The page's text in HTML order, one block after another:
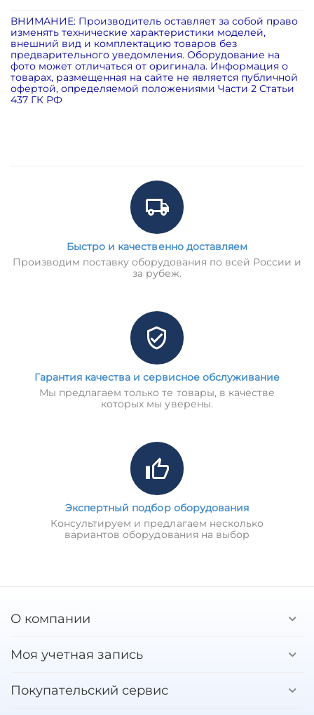
ВНИМАНИЕ: Производитель оставляет за собой право
изменять технические характеристики моделей,
внешний вид и комплектацию товаров без
предварительного уведомления. Оборудование на
фото может отличаться от оригинала. Информация о
товарах, размещенная на сайте не является публичной
офертой, определяемой положениями Части 2 Статьи
437 ГК РФ
Быстро и качественно доставляем
Производим поставку оборудования по всей России и
за рубеж.
Гарантия качества и сервисное обслуживание
Мы предлагаем только те товары, в качестве
которых мы уверены.
Экспертный подбор оборудования
Консультируем и предлагаем несколько
вариантов оборудования на выбор
О компании
Моя учетная запись
Покупательский сервис